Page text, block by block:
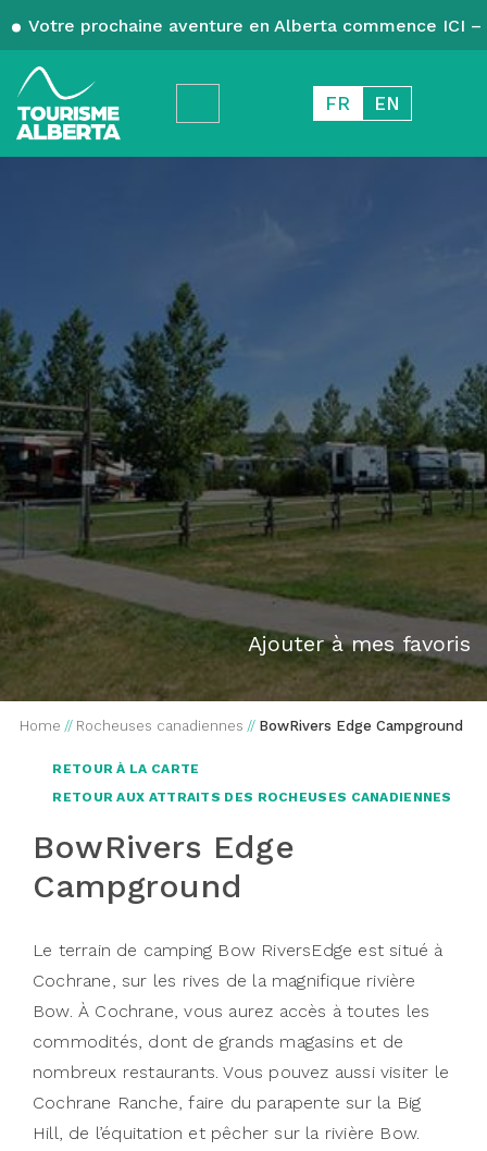
Votre prochaine aventure en Alberta commence ICI
FR EN
Ajouter à mes favoris
Home // Rocheuses canadiennes // BowRivers Edge Campground
RETOUR À LA CARTE
RETOUR AUX ATTRAITS DES ROCHEUSES CANADIENNES
BowRivers Edge
Campground
Le terrain de camping Bow RiversEdge est situé à
Cochrane, sur les rives de la magnifique rivière
Bow. À Cochrane, vous aurez accès à toutes les
commodités, dont de grands magasins et de
nombreux restaurants. Vous pouvez aussi visiter le
Cochrane Ranche, faire du parapente sur la Big
Hill, de l’équitation et pêcher sur la rivière Bow.